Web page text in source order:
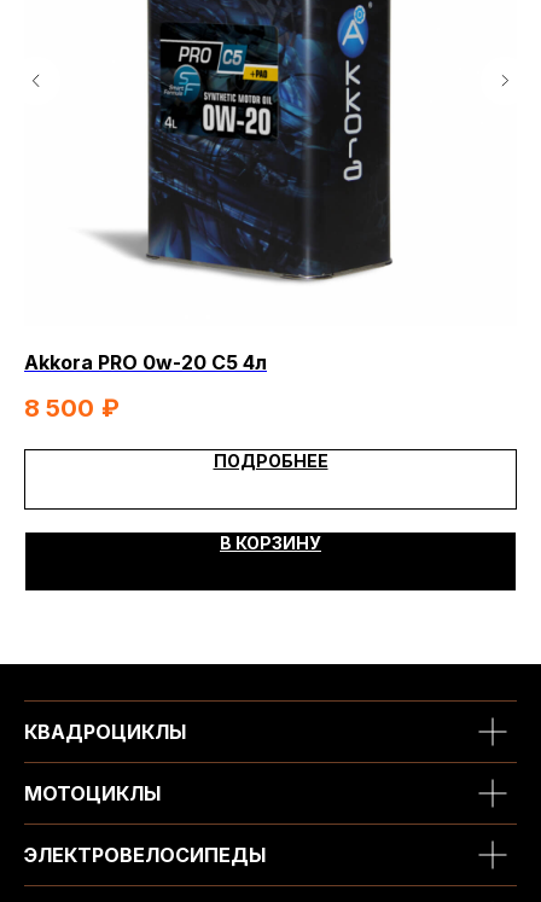
Akkora PRO 0w-20 C5 4л
8 500 ₽
ПОДРОБНЕЕ
В КОРЗИНУ
КВАДРОЦИКЛЫ
МОТОЦИКЛЫ
ЭЛЕКТРОВЕЛОСИПЕДЫ
2026, МотоТехника45 Создание сайта